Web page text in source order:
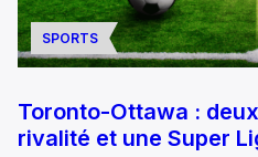
SPORTS
Toronto-Ottawa :
rivalité et une Super